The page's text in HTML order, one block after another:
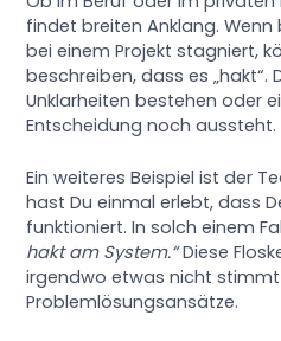
findet breiten Anklang. Wenn
bei einem Projekt stagniert,
beschreiben, dass es „hakt“.
Unklarheiten bestehen oder
Entscheidung noch aussteht.
Ein weiteres Beispiel ist der
hast Du einmal erlebt, dass
funktioniert. In solch einem
hakt am System.“Diese
irgendwo etwas nicht
Problemlösungsansätze.